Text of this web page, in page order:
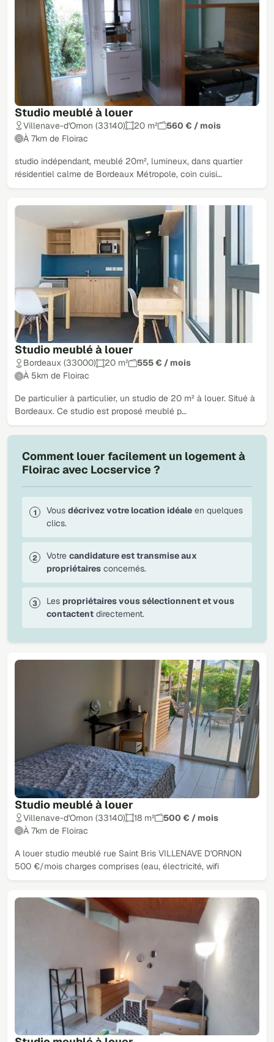
Studio meublé à louer
Villenave-d'Ornon (33140) 20 m²
560 € / mois
À 7km de Floirac
studio indépendant, meublé 20m², lumineux, dans quartier
résidentiel calme de Bordeaux Métropole, coin cuisi…
Studio meublé à louer
Bordeaux (33000) 20 m²
555 € / mois
À 5km de Floirac
De particulier à particulier, un studio de 20 m² à louer. Situé à
Bordeaux. Ce studio est proposé meublé p…
Studio meublé à louer
Villenave-d'Ornon (33140) 18 m²
500 € / mois
À 7km de Floirac
A louer studio meublé rue Saint Bris VILLENAVE D'ORNON
500 €/mois charges comprises (eau, électricité, wifi
Comment louer facilement un logement à
Floirac avec Locservice ?
Vous décrivez votre location idéale en quelques
clics.
Votre candidature est transmise aux
propriétaires concernés.
Les propriétaires vous sélectionnent et vous
contactent directement.